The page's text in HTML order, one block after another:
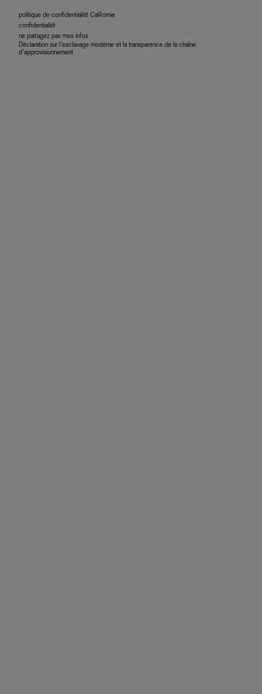
politique de confidentialité Californie
confidentialité
ne partagez pas mes infos
Déclaration sur l’esclavage moderne et la transparence de la chaîne
d’approvisionnement